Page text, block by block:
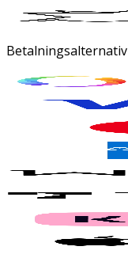
Betalningsalternativ